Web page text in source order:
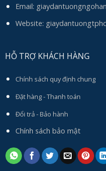
Email:
Website:
HỖ TRỢ KHÁCH HÀNG
Chính sách quy định chung
Đặt hàng - Thanh toán
Đổi trả - Bảo hành
Chính sách bảo mật